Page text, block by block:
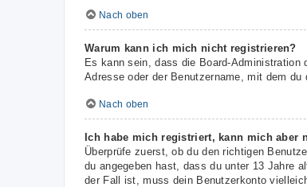
Nach oben
Warum kann ich mich nicht registrieren?
Es kann sein, dass die Board-
Adresse oder der Benutzername, mit dem
Nach oben
Ich habe mich registriert, kann mich aber
Überprüfe zuerst, ob du den richtigen
du angegeben hast, dass du unter 13 Jahre
der Fall ist, muss dein Benutzerkonto